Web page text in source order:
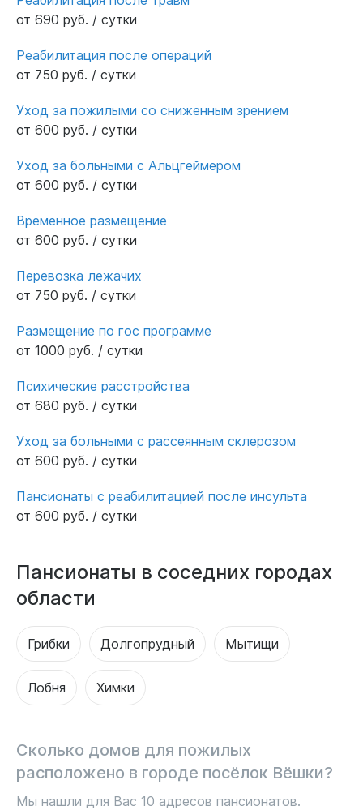
от 690 руб. / сутки
Реабилитация после операций
от 750 руб. / сутки
Уход за пожилыми со сниженным зрением
от 600 руб. / сутки
Уход за больными с Альцгеймером
от 600 руб. / сутки
Временное размещение
от 600 руб. / сутки
Перевозка лежачих
от 750 руб. / сутки
Размещение по гос программе
от 1000 руб. / сутки
Психические расстройства
от 680 руб. / сутки
Уход за больными с рассеянным склерозом
от 600 руб. / сутки
Пансионаты с реабилитацией после инсульта
от 600 руб. / сутки
Пансионаты в соседних городах
области
Грибки Долгопрудный Мытищи
Лобня Химки
Сколько домов для пожилых
расположено в городе посёлок Вёшки?
Мы нашли для Вас 10 адресов пансионатов.